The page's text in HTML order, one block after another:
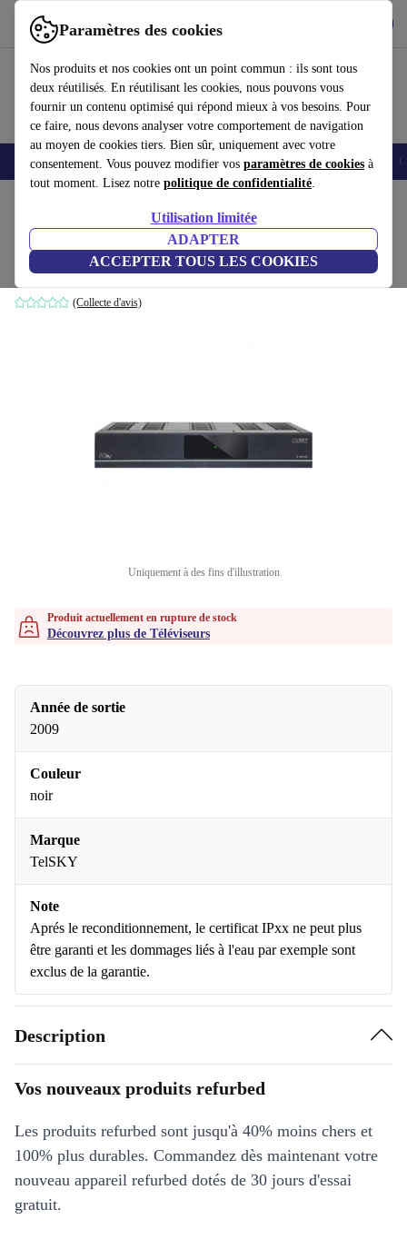
Paramètres des cookies
Nos produits et nos cookies ont un point commun : ils sont tous
deux réutilisés. En réutilisant les cookies, nous pouvons vous
fournir un contenu optimisé qui répond mieux à vos besoins. Pour
ce faire, nous devons analyser votre comportement de navigation
au moyen de cookies tiers. Bien sûr, uniquement avec votre
consentement. Vous pouvez modifier vos paramètres de cookies à
tout moment. Lisez notre politique de confidentialité.
Utilisation limitée
ADAPTER
ACCEPTER TOUS LES COOKIES
Utilisez refurbed rapidement et facilement
Smartphones Laptops Tablettes Montres connectées Accessoires
TelSKY S 190 HD
Noir
(Collecte d'avis)
Uniquement à des fins d'illustration
Produit actuellement en rupture de stock
Découvrez plus de Téléviseurs
Année de sortie
2009
Couleur
noir
Marque
TelSKY
Note
Aprés le reconditionnement, le certificat IPxx ne peut plus
être garanti et les dommages liés à l'eau par exemple sont
exclus de la garantie.
Description
Vos nouveaux produits refurbed
Les produits refurbed sont jusqu'à 40% moins chers et
100% plus durables. Commandez dès maintenant votre
nouveau appareil refurbed dotés de 30 jours d'essai
gratuit.